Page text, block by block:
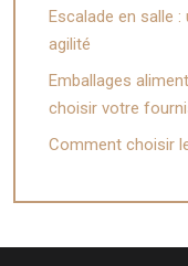
Escalade en salle
agilité
Emballages
choisir votre
Comment choisir